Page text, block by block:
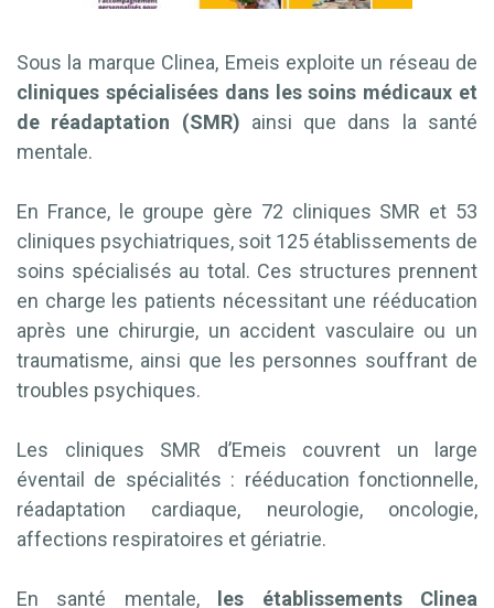
Sous la marque Clinea, Emeis exploite un réseau de
cliniques spécialisées dans les soins médicaux et
de réadaptation (SMR) ainsi que dans la santé
mentale.
En France, le groupe gère 72 cliniques SMR et 53
cliniques psychiatriques, soit 125 établissements de
soins spécialisés au total. Ces structures prennent
en charge les patients nécessitant une rééducation
après une chirurgie, un accident vasculaire ou un
traumatisme, ainsi que les personnes souffrant de
troubles psychiques.
Les cliniques SMR d’Emeis couvrent un large
éventail de spécialités : rééducation fonctionnelle,
réadaptation cardiaque, neurologie, oncologie,
affections respiratoires et gériatrie.
En santé mentale, les établissements Clinea